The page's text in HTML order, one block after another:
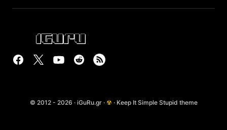
© 2012 - 2026 · iGuRu.gr · ☢ · Keep It Simple Stupid theme